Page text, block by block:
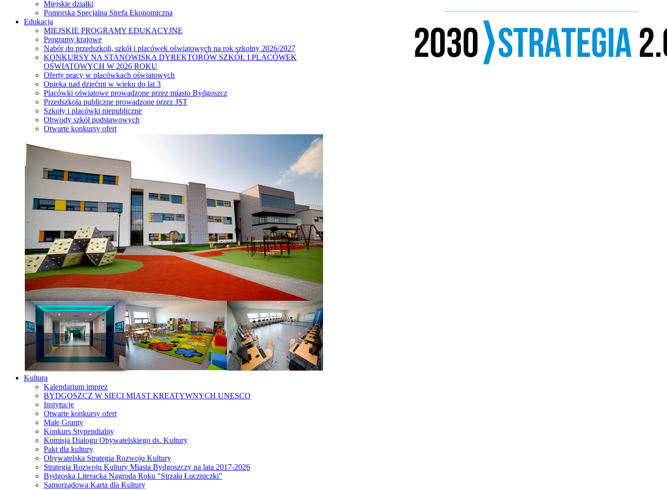
Miejskie działki
Pomorska Specjalna Strefa Ekonomiczna
Edukacja
MIEJSKIE PROGRAMY EDUKACYJNE
Programy krajowe
Nabór do przedszkoli, szkół i placówek oświatowych na rok szkolny 2026/2027
KONKURSY NA STANOWISKA DYREKTORÓW SZKÓŁ I PLACÓWEK
OŚWIATOWYCH W 2026 ROKU
Oferty pracy w placówkach oświatowych
Opieka nad dziećmi w wieku do lat 3
Placówki oświatowe prowadzone przez miasto Bydgoszcz
Przedszkola publiczne prowadzone przez JST
Szkoły i placówki niepubliczne
Obwody szkół podstawowych
Otwarte konkursy ofert
Kultura
Kalendarium imprez
BYDGOSZCZ W SIECI MIAST KREATYWNYCH UNESCO
Instytucje
Otwarte konkursy ofert
Małe Granty
Konkurs Stypendialny
Komisja Dialogu Obywatelskiego ds. Kultury
Pakt dla kultury
Obywatelska Strategia Rozwoju Kultury
Strategia Rozwoju Kultury Miasta Bydgoszczy na lata 2017-2026
Bydgoska Literacka Nagroda Roku "Strzała Łuczniczki"
Samorządowa Karta dla Kultury